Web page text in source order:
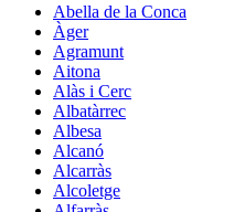
Abella de la Conca
Àger
Agramunt
Aitona
Alàs i Cerc
Albatàrrec
Albesa
Alcanó
Alcarràs
Alcoletge